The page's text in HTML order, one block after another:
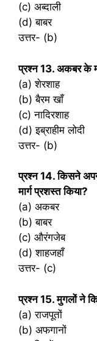
(c) अब्दाली
(d) बाबर
उत्तर- (b)
प्रश्‍न 13. अकबर के
(a) शेरशाह
(b) बैरम खाँ
(c) नादिरशाह
(d) इब्राहीम लोदी
उत्तर- (b)
प्रश्‍न 14. किसने
मार्ग प्रशस्त किया?
(a) अकबर
(b) बाबर
(c) औरंगजेब
(d) शाहजहाँ
उत्तर- (c)
प्रश्‍न 15. मुगलों ने
(a) राजपूतों
(b) अफगानों